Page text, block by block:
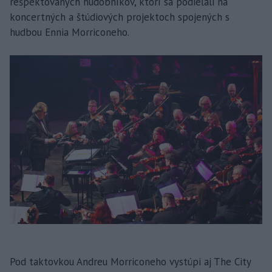
koncertných a štúdiových projektoch spojených s
hudbou Ennia Morriconeho.
Pod taktovkou Andreu Morriconeho vystúpi aj The City